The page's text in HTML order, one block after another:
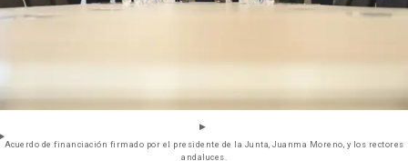
Acuerdo de financiación firmado por el presidente de la Junta, Juanma Moreno, y los rectores
andaluces.